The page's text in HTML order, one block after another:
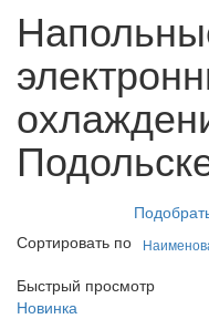
Сортировать по
Быстрый просмотр
Новинка